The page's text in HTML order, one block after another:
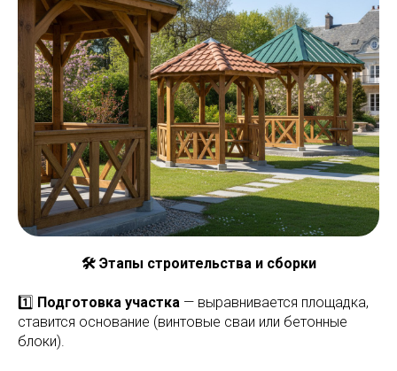
🛠️ Этапы строительства и сборки
1️⃣ Подготовка участка — выравнивается площадка,
ставится основание (винтовые сваи или бетонные
блоки).